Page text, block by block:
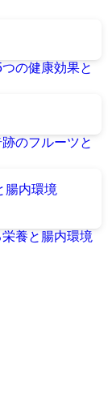
の健康効果と
のフルーツと
養と腸内環境